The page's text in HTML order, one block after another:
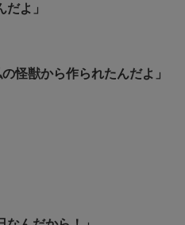
だよ」
怪獣から作られたんだよ」